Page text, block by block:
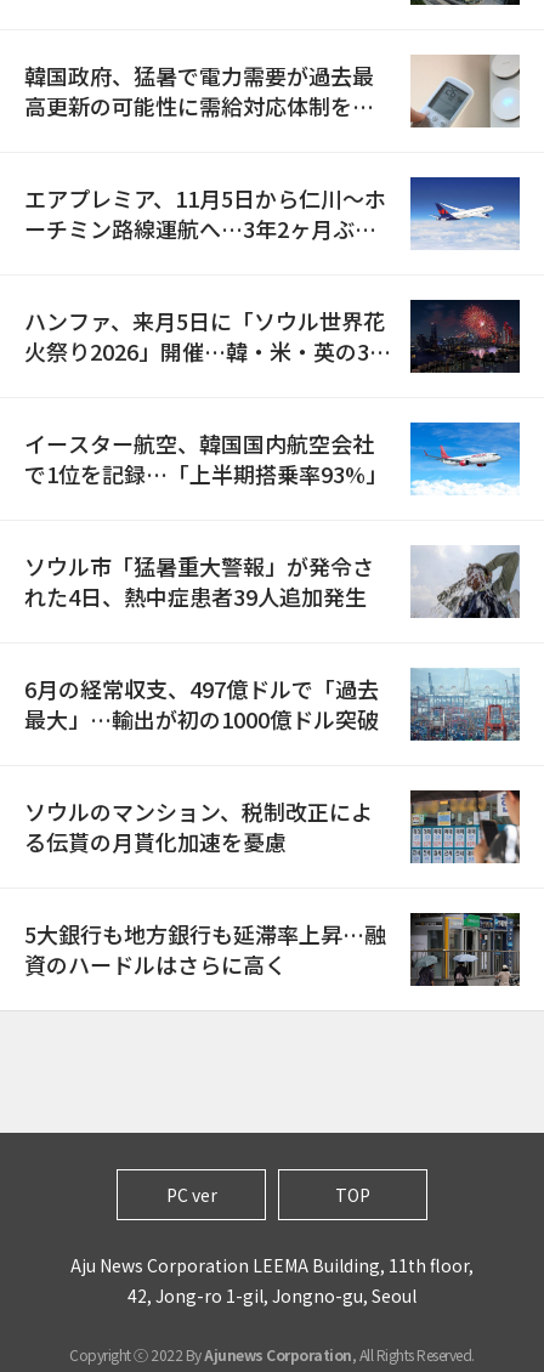
韓国政府、猛暑で電力需要が過去最
高更新の可能性に需給対応体制を点
エアプレミア、11月5日から仁川〜ホ
ーチミン路線運航へ…3年2ヶ月ぶり
ハンファ、来月5日に「ソウル世界花
火祭り2026」開催…韓・米・英の3カ
イースター航空、韓国国内航空会社
で1位を記録…「上半期搭乗率93%」
ソウル市「猛暑重大警報」が発令さ
れた4日、熱中症患者39人追加発生
6月の経常収支、497億ドルで「過去
最大」…輸出が初の1000億ドル突破
ソウルのマンション、税制改正によ
る伝貰の月貰化加速を憂慮
5大銀行も地方銀行も延滞率上昇…融
資のハードルはさらに高く
PC ver TOP
Aju News Corporation LEEMA Building, 11th floor,
42, Jong-ro 1-gil, Jongno-gu, Seoul
Copyright ⓒ 2022 ByAjunews Corporation, All Rights Reserved.